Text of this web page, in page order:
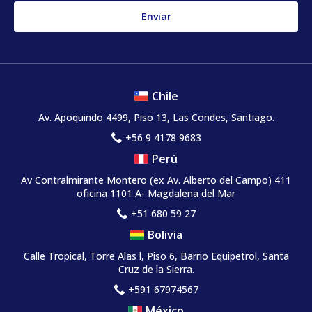
Chile
Av. Apoquindo 4499, Piso 13, Las Condes, Santiago.
+56 9 4178 9683
Perú
Av Contralmirante Montero (ex Av. Alberto del Campo) 411
oficina 1101 A- Magdalena del Mar
+51 680 59 27
Bolivia
Calle Tropical, Torre Alas l, Piso 6, Barrio Equipetrol, Santa
Cruz de la Sierra.
+591 67974567